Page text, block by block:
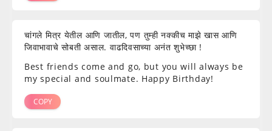
चांगले मित्र येतील आणि जातील, पण तुम्ही नक्कीच माझे खास आणि
जिवाभावाचे सोबती असाल. वाढदिवसाच्या अनंत शुभेच्छा !
Best friends come and go, but you will always be
my special and soulmate. Happy Birthday!
COPY